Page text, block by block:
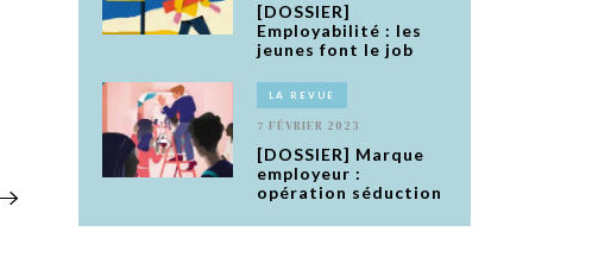
[DOSSIER]
Employabilité : les
jeunes font le job
LA REVUE
7 FÉVRIER 2023
[DOSSIER] Marque
employeur :
opération séduction